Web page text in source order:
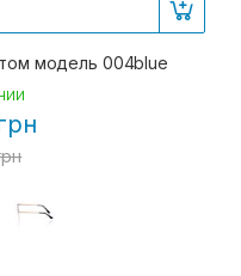
модель 004blue